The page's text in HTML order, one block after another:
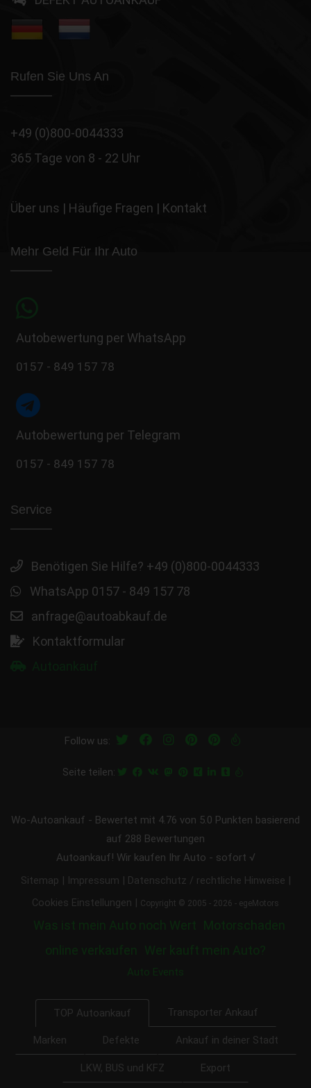
Rufen Sie Uns An
+49 (0)800-0044333
365 Tage von 8 - 22 Uhr
Über uns | Häufige Fragen | Kontakt
Mehr Geld Für Ihr Auto
Autobewertung per WhatsApp
0157 - 849 157 78
Autobewertung per Telegram
0157 - 849 157 78
Service
Benötigen Sie Hilfe? +49 (0)800-0044333
WhatsApp 0157 - 849 157 78
anfrage@autoabkauf.de
Kontaktformular
Follow us:
Seite teilen:
Wo-Autoankauf - Bewertet mit 4.76 von 5.0 Punkten basierend
auf 288 Bewertungen
Autoankauf! Wir kaufen Ihr Auto - sofort √
Sitemap Impressum Datenschutz / rechtliche Hinweise
Cookies Einstellungen Copyright © 2005 - 2026 - egeMotors
Was ist mein Auto noch Wert Motorschaden
online verkaufen
Wer kauft mein Auto?
Auto Events
TOP Autoankauf Transporter Ankauf
Marken Defekte Ankauf in deiner Stadt
LKW, BUS und KFZ Export